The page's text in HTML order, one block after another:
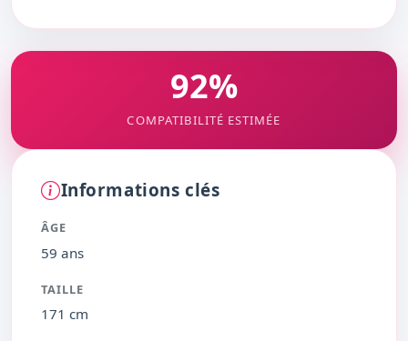
92%
COMPATIBILITÉ ESTIMÉE
Informations clés
ÂGE
59 ans
TAILLE
171 cm